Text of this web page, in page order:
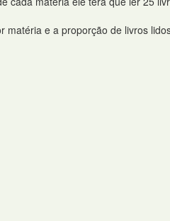
matéria e a proporção de livros